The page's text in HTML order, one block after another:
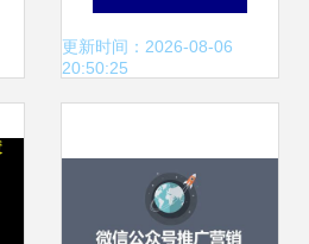
的流程.工具与方法
育应用型规划教材.
更新时间：2026-08-06
20:50:25